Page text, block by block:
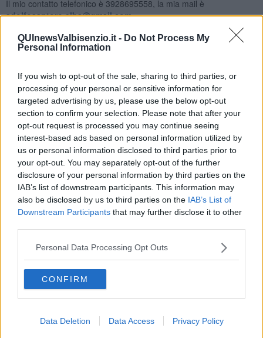
QUInewsValbisenzio.it - Do Not Process My
Personal Information
If you wish to opt-out of the sale, sharing to third parties, or
processing of your personal or sensitive information for
targeted advertising by us, please use the below opt-out
section to confirm your selection. Please note that after your
opt-out request is processed you may continue seeing
interest-based ads based on personal information utilized by
us or personal information disclosed to third parties prior to
your opt-out. You may separately opt-out of the further
disclosure of your personal information by third parties on the
IAB’s list of downstream participants. This information may
also be disclosed by us to third parties on the IAB’s List of
Downstream Participants that may further disclose it to other
Personal Data Processing Opt Outs
CONFIRM
Data Deletion Data Access Privacy Policy
Il mio contatto telefonico è 3928695558, la mia mail è
adolfosantoro.elba@gmail.com
A presto.
Adolfo Santoro
Se vuoi leggere le notizie principali della Toscana iscriviti alla
Newsletter QUInews - ToscanaMedia.Arriva gratis tutti i giorni
alle 20:00 direttamente nella tua casella di posta.
Basta cliccareQUI
Ti potrebbe interessare anche:
Articoli dal Blog “Disincantato” di Adolfo Santoro
​Un esempio di civismo
​Il ripristino della natura secondo la legge e l’impegno dei
Cittadini
Il nesso tra cambiamenti climatici e salute umana
Tutti morimmo a stento (3)
Tutti morimmo a stento (2)
IL CORRIDOIO BLU il resoconto del convegno